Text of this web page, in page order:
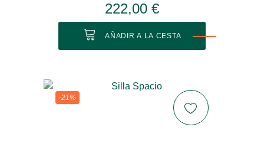
222,00 €
AÑADIR A LA CESTA
-21%